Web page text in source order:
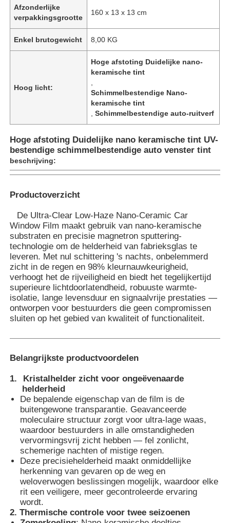
Thuis
Producten
Over ons
Fabrieksreis
Kwaliteitscontrole
Contacteer ons
nieuws
Alle Gevallen
Vraag een offerte aan
De Beschermingsfilm van de autoverf
Afzonderlijke
verpakkingsgrootte
160 x 13 x 13 cm
Enkel brutogewicht 8,00 KG
Hoog licht:
Hoge afstoting Duidelijke nano-
keramische tint
Schimmelbestendige Nano-
keramische tint
,Schimmelbestendige auto-ruitverf
Hoge afstoting Duidelijke nano keramische tint UV-
bestendige schimmelbestendige auto venster tint
beschrijving:
Productoverzicht
De Ultra-Clear Low-Haze Nano-Ceramic Car
Window Film maakt gebruik van nano-keramische
substraten en precisie magnetron sputtering-
technologie om de helderheid van fabrieksglas te
leveren. Met nul schittering 's nachts, onbelemmerd
zicht in de regen en 98% kleurnauwkeurigheid,
verhoogt het de rijveiligheid en biedt het tegelijkertijd
superieure lichtdoorlatendheid, robuuste warmte-
isolatie, lange levensduur en signaalvrije prestaties —
ontworpen voor bestuurders die geen compromissen
sluiten op het gebied van kwaliteit of functionaliteit.
Belangrijkste productvoordelen
1.
Kristalhelder zicht voor ongeëvenaarde
helderheid
De bepalende eigenschap van de film is de
buitengewone transparantie. Geavanceerde
moleculaire structuur zorgt voor ultra-lage waas,
waardoor bestuurders in alle omstandigheden
vervormingsvrij zicht hebben — fel zonlicht,
schemerige nachten of mistige regen.
Deze precisiehelderheid maakt onmiddellijke
herkenning van gevaren op de weg en
weloverwogen beslissingen mogelijk, waardoor elke
rit een veiligere, meer gecontroleerde ervaring
wordt.
2. Thermische controle voor twee seizoenen